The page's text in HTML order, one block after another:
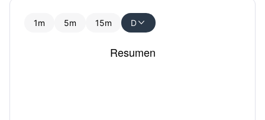
1m 5m 15m D
Resumen